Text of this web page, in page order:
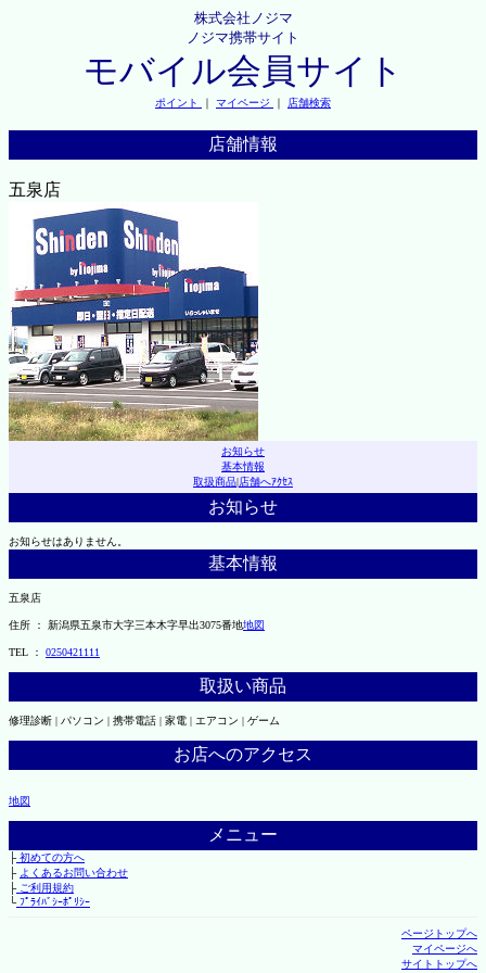
株式会社ノジマ
ノジマ携帯サイト
モバイル会員サイト
ポイント ｜ マイページ ｜ 店舗検索
店舗情報
五泉店
お知らせ
基本情報
取扱商品|店舗へｱｸｾｽ
お知らせ
お知らせはありません。
基本情報
五泉店
住所 ： 新潟県五泉市大字三本木字早出3075番地地図
TEL ： 0250421111
取扱い商品
修理診断 | パソコン | 携帯電話 | 家電 | エアコン | ゲーム
お店へのアクセス
地図
メニュー
├初めての方へ
├ よくあるお問い合わせ
├ご利用規約
└ﾌﾟﾗｲﾊﾞｼｰﾎﾟﾘｼｰ
ページトップへ
マイページへ
サイトトップへ